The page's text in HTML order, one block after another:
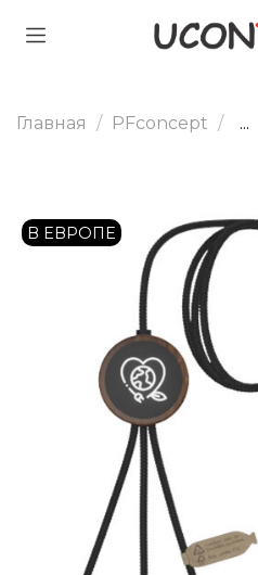
Главная PFconcept ...
В ЕВРОПЕ